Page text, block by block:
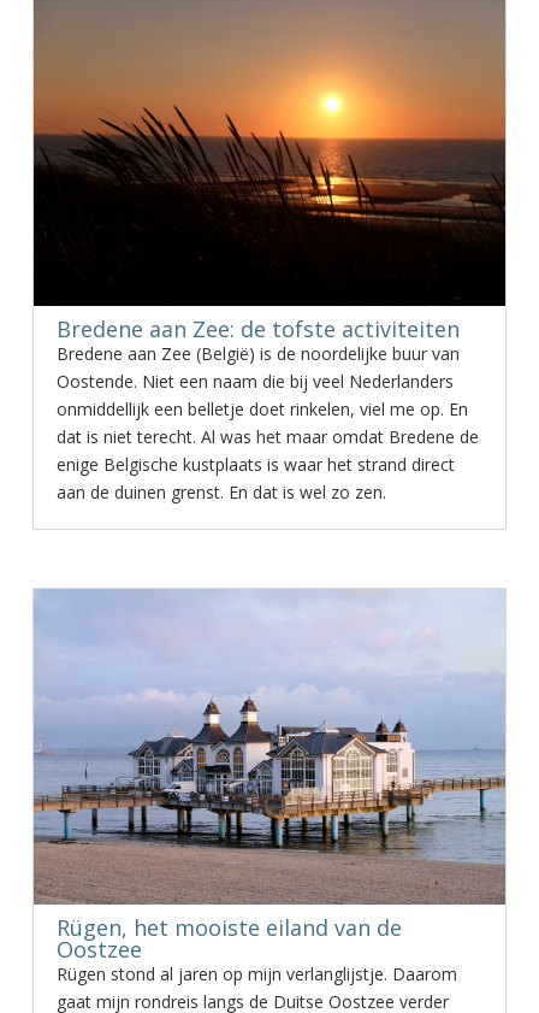
Bredene aan Zee: de tofste activiteiten
Bredene aan Zee (België) is de noordelijke buur van
Oostende. Niet een naam die bij veel Nederlanders
onmiddellijk een belletje doet rinkelen, viel me op. En
dat is niet terecht. Al was het maar omdat Bredene de
enige Belgische kustplaats is waar het strand direct
aan de duinen grenst. En dat is wel zo zen.
Rügen, het mooiste eiland van de
Oostzee
Rügen stond al jaren op mijn verlanglijstje. Daarom
gaat mijn rondreis langs de Duitse Oostzee verder